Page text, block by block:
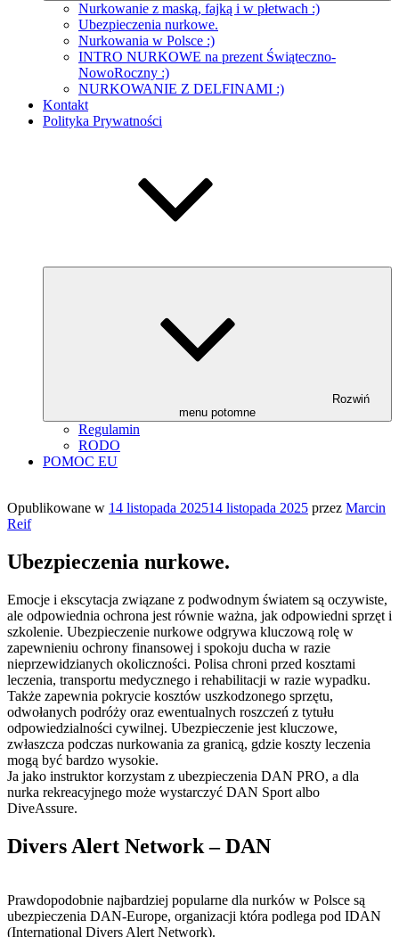
Nurkowanie z maską, fajką i w płetwach :)
Ubezpieczenia nurkowe.
Nurkowania w Polsce :)
INTRO NURKOWE na prezent Świąteczno-
NowoRoczny :)
NURKOWANIE Z DELFINAMI :)
Kontakt
Polityka Prywatności
Rozwiń
menu potomne
Regulamin
RODO
POMOC EU
Opublikowane w 14 listopada 202514 listopada 2025 przez Marcin
Reif
Ubezpieczenia nurkowe.
Emocje i ekscytacja związane z podwodnym światem są oczywiste,
ale odpowiednia ochrona jest równie ważna, jak odpowiedni sprzęt i
szkolenie. Ubezpieczenie nurkowe odgrywa kluczową rolę w
zapewnieniu ochrony finansowej i spokoju ducha w razie
nieprzewidzianych okoliczności. Polisa chroni przed kosztami
leczenia, transportu medycznego i rehabilitacji w razie wypadku.
Także zapewnia pokrycie kosztów uszkodzonego sprzętu,
odwołanych podróży oraz ewentualnych roszczeń z tytułu
odpowiedzialności cywilnej. Ubezpieczenie jest kluczowe,
zwłaszcza podczas nurkowania za granicą, gdzie koszty leczenia
mogą być bardzo wysokie.
Ja jako instruktor korzystam z ubezpieczenia DAN PRO, a dla
nurka rekreacyjnego może wystarczyć DAN Sport albo
DiveAssure.
Divers Alert Network – DAN
Prawdopodobnie najbardziej popularne dla nurków w Polsce są
ubezpieczenia DAN-Europe, organizacji która podlega pod IDAN
(International Divers Alert Network).